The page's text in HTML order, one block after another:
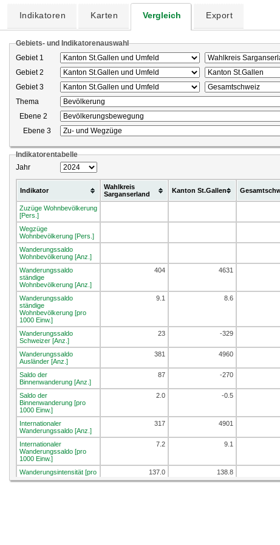
Indikatoren Karten Vergleich Export
Gebiets- und Indikatorenauswahl
Gebiet 1
Gebiet 2
Gebiet 3
Thema
Ebene 2
Ebene 3
Indikatorentabelle
Jahr
Indikator
Wahlkreis
Sarganserland
Kanton St.Gallen
Zuzüge Wohnbevölkerung
[Pers.]
Wegzüge
Wohnbevölkerung [Pers.]
Wanderungssaldo
Wohnbevölkerung [Anz.]
Wanderungssaldo
ständige
Wohnbevölkerung [Anz.]
404 4631
Wanderungssaldo
ständige
Wohnbevölkerung [pro
1000 Einw.]
9.1 8.6
Wanderungssaldo
Schweizer [Anz.]
23 -329
Wanderungssaldo
Ausländer [Anz.]
381 4960
Saldo der
Binnenwanderung [Anz.]
87 -270
Saldo der
Binnenwanderung [pro
1000 Einw.]
2.0 -0.5
Internationaler
Wanderungssaldo [Anz.]
317 4901
Internationaler
Wanderungssaldo [pro
1000 Einw.]
7.2 9.1
Wanderungsintensität [pro
1000 Einw.]
137.0 138.8